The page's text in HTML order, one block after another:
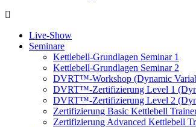
Live-Show
Seminare
Kettlebell-Grundlagen Seminar 1
Kettlebell-Grundlagen Seminar 2
DVRT™-Workshop (Dynamic
DVRT™-Zertifizierung Level 1
DVRT™-Zertifizierung Level 2
Zertifizierung Basic Kettlebell
Zertifizierung Advanced Kettlebell